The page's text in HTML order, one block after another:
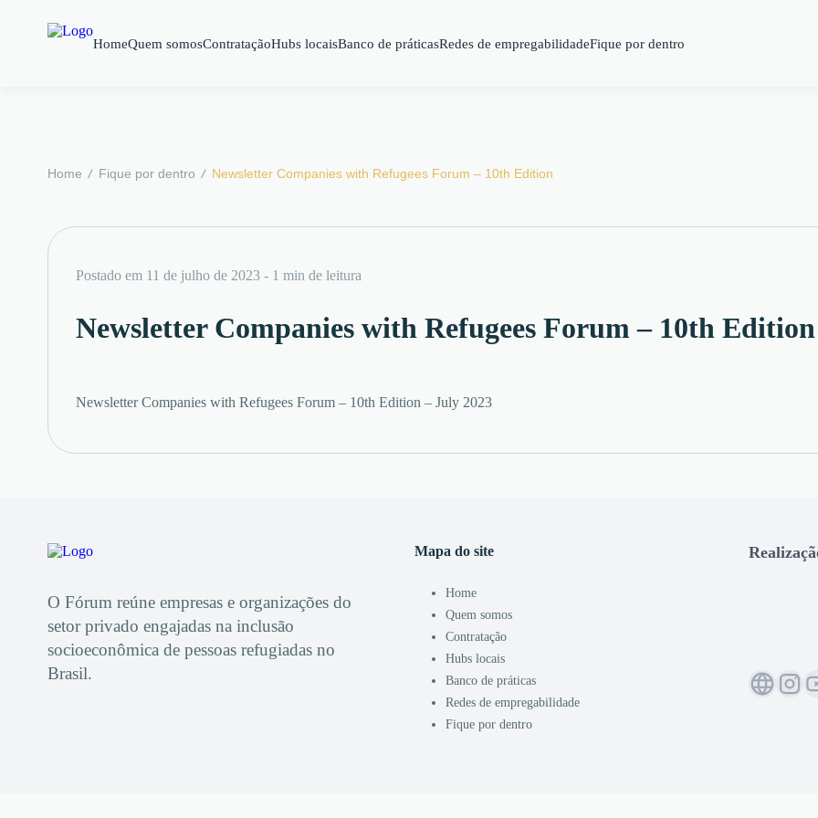
HomeQuem somosContrataçãoHubs locaisBanco de práticasRedes de empregabilidadeFique por dentro
Home / Fique por dentro / Newsletter Companies with Refugees Forum – 10th Edition
Postado em 11 de julho de 2023 - 1 min de leitura
Newsletter Companies with Refugees Forum – 10th Edition
Newsletter Companies with Refugees Forum – 10th Edition – July 2023
O Fórum reúne empresas e organizações do
setor privado engajadas na inclusão
socioeconômica de pessoas refugiadas no
Brasil.
Mapa do site
Home
Quem somos
Contratação
Hubs locais
Banco de práticas
Redes de empregabilidade
Fique por dentro